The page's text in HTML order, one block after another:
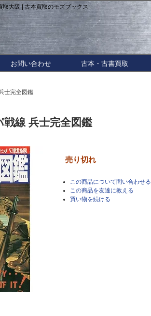
取大阪 | 古本買取のモズブックス
お問い合わせ 古本・古書買取
士完全図鑑
線 兵士完全図鑑
売り切れ
この商品について問い合わせる
この商品を友達に教える
買い物を続ける